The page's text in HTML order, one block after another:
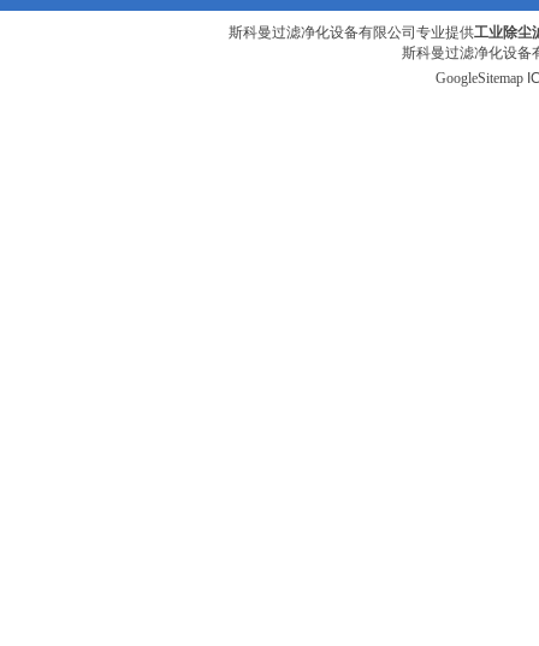
斯科曼过滤净化设备有限公司专业提供工业除尘
斯科曼过滤净化设备
GoogleSitemap